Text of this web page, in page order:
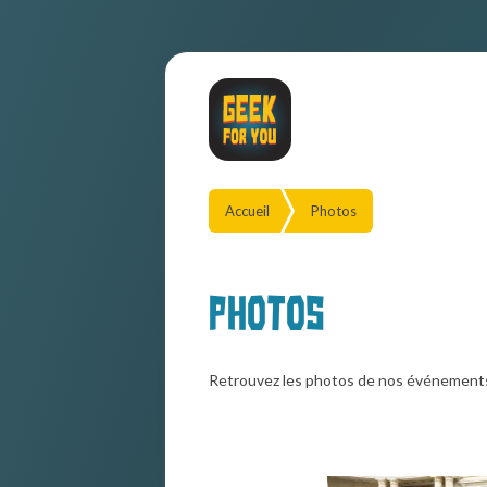
Accueil Photos
Photos
Retrouvez les photos de nos